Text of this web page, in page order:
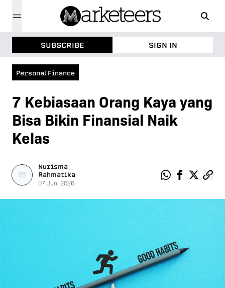
SUBSCRIBE SIGN IN
Personal Finance
7 Kebiasaan Orang Kaya yang
Bisa Bikin Finansial Naik
Kelas
Nurisma
Rahmatika
07Juni 2026